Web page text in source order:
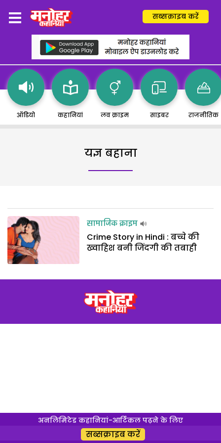
सब्सक्राइब करें
ऑडियो कहानियां लव क्राइम साइबर राजनीतिक
यज्ञ बहाना
सामाजिक क्राइम
Crime Story in Hindi : बच्चे की
ख्वाहिश बनी जिंदगी की तबाही
अनलिमिटेड कहानियां-आर्टिकल पढ़ने के लिए
सब्सक्राइब करें